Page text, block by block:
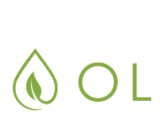
Dane będą przetwarzane w
chwili rezygnacji z subskrypcji.
Przysługuje Ci prawo do
ich sprostowania, usunięcia,
sprzeciwu wobec